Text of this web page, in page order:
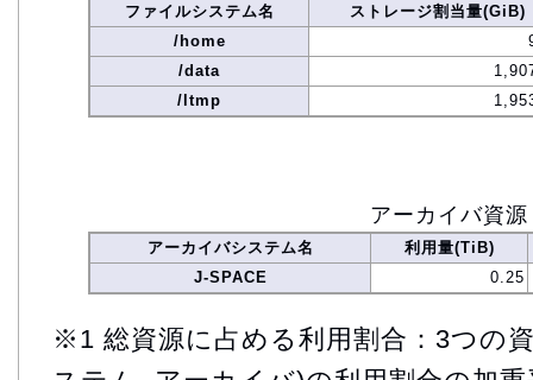
ファイルシステム名
ストレージ割当量(GiB)
/home
/data
/ltmp
アーカイバ資源
アーカイバシステム名
利用量(TiB)
J-SPACE
0.25
※1 総資源に占める利用割合：3つの